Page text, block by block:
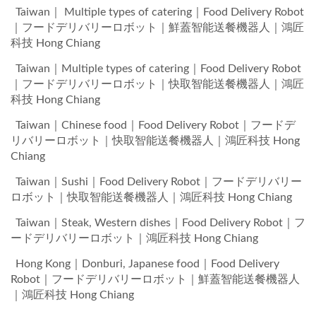
Taiwan｜ Multiple types of catering｜Food Delivery Robot
｜フードデリバリーロボット｜鮮蓋智能送餐機器人｜鴻匠
科技 Hong Chiang
Taiwan｜Multiple types of catering｜Food Delivery Robot
｜フードデリバリーロボット｜快取智能送餐機器人｜鴻匠
科技 Hong Chiang
Taiwan｜Chinese food｜Food Delivery Robot｜フードデ
リバリーロボット｜快取智能送餐機器人｜鴻匠科技 Hong
Chiang
Taiwan｜Sushi｜Food Delivery Robot｜フードデリバリー
ロボット｜快取智能送餐機器人｜鴻匠科技 Hong Chiang
Taiwan｜Steak, Western dishes｜Food Delivery Robot｜フ
ードデリバリーロボット｜鴻匠科技 Hong Chiang
Hong Kong｜Donburi, Japanese food｜Food Delivery
Robot｜フードデリバリーロボット｜鮮蓋智能送餐機器人
｜鴻匠科技 Hong Chiang